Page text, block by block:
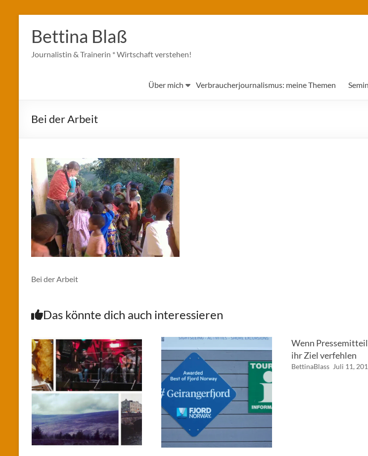
Inhalt
springen
Bettina Blaß
Journalistin & Trainerin * Wirtschaft verstehen!
Über mich Verbraucherjournalismus: meine Themen
Bei der Arbeit
Bei der Arbeit
Das könnte dich auch interessieren
Wenn
ihr Ziel verfehlen
BettinaBlass Juli 11,